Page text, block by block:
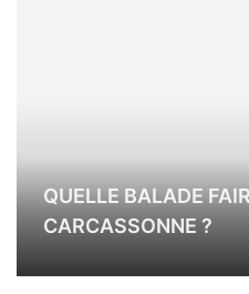
QUELLE BALADE
CARCASSONNE ?